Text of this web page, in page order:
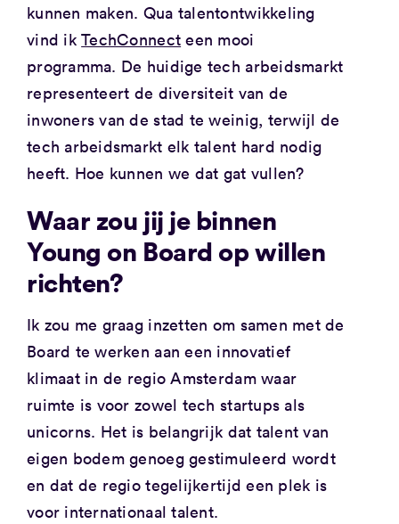
kunnen maken. Qua talentontwikkeling
vind ikTechConnect een mooi
programma. De huidige tech arbeidsmarkt
representeert de diversiteit van de
inwoners van de stad te weinig, terwijl de
tech arbeidsmarkt elk talent hard nodig
heeft. Hoe kunnen we dat gat vullen?
Waar zou jij je binnen
Young on Board op willen
richten?
Ik zou me graag inzetten om samen met de
Board te werken aan een innovatief
klimaat in de regio Amsterdam waar
ruimte is voor zowel tech startups als
unicorns. Het is belangrijk dat talent van
eigen bodem genoeg gestimuleerd wordt
en dat de regio tegelijkertijd een plek is
voor internationaal talent.